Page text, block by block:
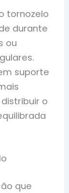
tornozelo
durante
ou
suporte
o
que